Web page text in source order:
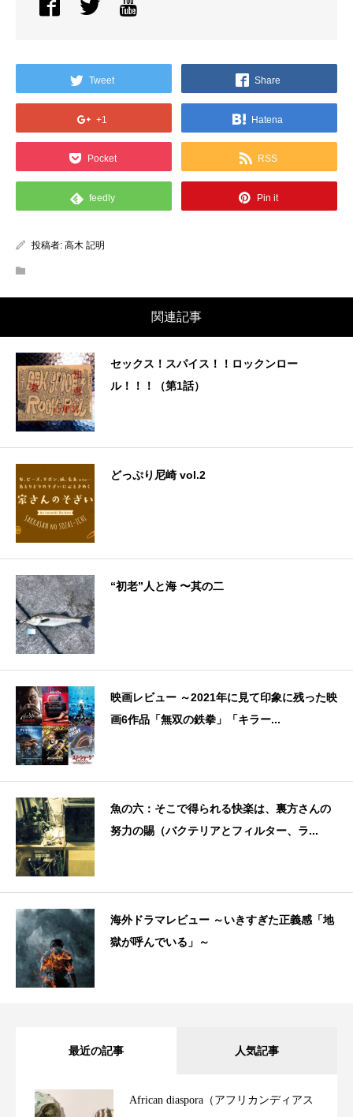
Tweet Share
+1 Hatena
Pocket RSS
feedly Pin it
投稿者: 高木 記明
関連記事
セックス！スパイス！！ロックンロー
ル！！！（第1話）
どっぷり尼崎 vol.2
“初老”人と海 〜其の二
映画レビュー ～2021年に見て印象に残った映
画6作品「無双の鉄拳」「キラー...
魚の六：そこで得られる快楽は、裏方さんの
努力の賜（バクテリアとフィルター、ラ...
海外ドラマレビュー ～いきすぎた正義感「地
獄が呼んでいる」～
最近の記事 人気記事
African diaspora（アフリカンディアス